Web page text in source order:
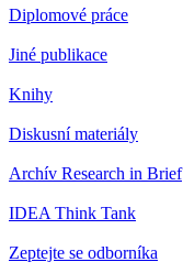
Diplomové práce
Jiné publikace
Knihy
Diskusní materiály
Archív Research in Brief
IDEA Think Tank
Zeptejte se odborníka